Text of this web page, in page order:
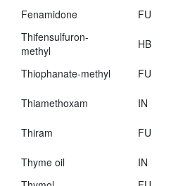
Fenamidone FU
Thifensulfuron-
methyl
HB
Thiophanate-methyl FU
Thiamethoxam
IN
Thiram FU
Thyme oil IN